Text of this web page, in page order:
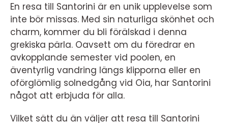
En resa till Santorini är en unik upplevelse som
inte bör missas. Med sin naturliga skönhet och
charm, kommer du bli förälskad i denna
grekiska pärla. Oavsett om du föredrar en
avkopplande semester vid poolen, en
äventyrlig vandring längs klipporna eller en
oförglömlig solnedgång vid Oia, har Santorini
något att erbjuda för alla.
Vilket sätt du än väljer att resa till Santorini